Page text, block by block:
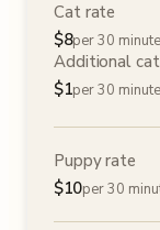
Cat rate
$8per 30
Additional
$1per 30
Puppy rate
$10per 30